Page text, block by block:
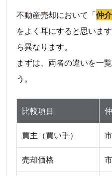
買取保証・即時買取
買取保証を利用する
即時買取を利用する
【診断】あなたに最
後悔しないための選
買取完了までの流れ
買取保証の流れ（3
不動産売却において「仲介
をよく耳にすると思いま
ら異なります。
まずは、両者の違いを一
う。
比較項目
買主（買い手）
売却価格